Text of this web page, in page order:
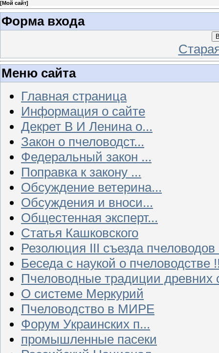
[Мой сайт]
Форма входа
Меню сайта
Главная страница
Информация о сайте
Декрет В И Ленина о...
Закон о пчеловодст...
Федеральный закон ...
Поправка к закону ...
Обсуждение ветерина...
Обсуждения и вноси...
Общестенная эксперт...
Статья Кашковского
Резолюция III съезда
Беседа с наукой о пчеловодстве
Пчеловодные традиции древних
О системе Меркурий
Пчеловодство в МИРЕ
Форум Украинских п...
промышленные пасеки